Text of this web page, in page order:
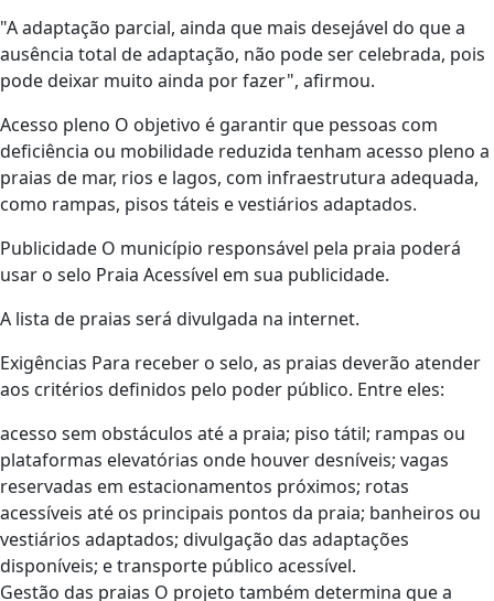
"A adaptação parcial, ainda que mais desejável do que a
ausência total de adaptação, não pode ser celebrada, pois
pode deixar muito ainda por fazer", afirmou.
Acesso pleno O objetivo é garantir que pessoas com
deficiência ou mobilidade reduzida tenham acesso pleno a
praias de mar, rios e lagos, com infraestrutura adequada,
como rampas, pisos táteis e vestiários adaptados.
Publicidade O município responsável pela praia poderá
usar o selo Praia Acessível em sua publicidade.
A lista de praias será divulgada na internet.
Exigências Para receber o selo, as praias deverão atender
aos critérios definidos pelo poder público. Entre eles:
acesso sem obstáculos até a praia; piso tátil; rampas ou
plataformas elevatórias onde houver desníveis; vagas
reservadas em estacionamentos próximos; rotas
acessíveis até os principais pontos da praia; banheiros ou
vestiários adaptados; divulgação das adaptações
disponíveis; e transporte público acessível.
Gestão das praias O projeto também determina que a